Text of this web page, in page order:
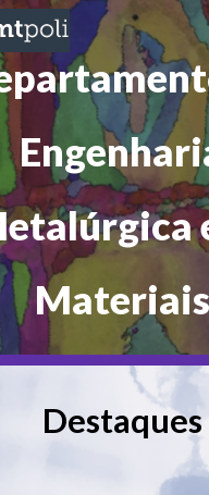
Materiais
Destaques